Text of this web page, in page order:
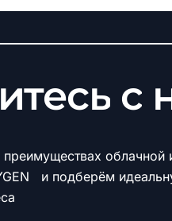
с
облачной
и подберём